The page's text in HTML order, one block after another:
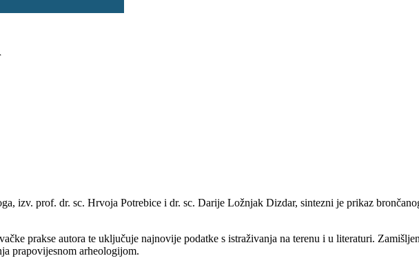
izv. prof. dr. sc. Hrvoja Potrebice i dr. sc. Darije Ložnjak Dizdar, sintezni je prikaz
prakse autora te uključuje najnovije podatke s istraživanja na terenu i u literaturi.
prapovijesnom arheologijom.